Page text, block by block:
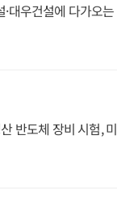
대우건설에 다가오는
반도체 장비 시험, 미